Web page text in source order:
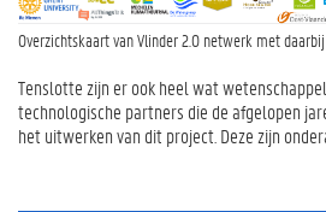
Overzichtskaart van Vlinder 2.0 netwerk met
Tenslotte zijn er ook heel wat
technologische partners die de afgelopen
het uitwerken van dit project. Deze zijn